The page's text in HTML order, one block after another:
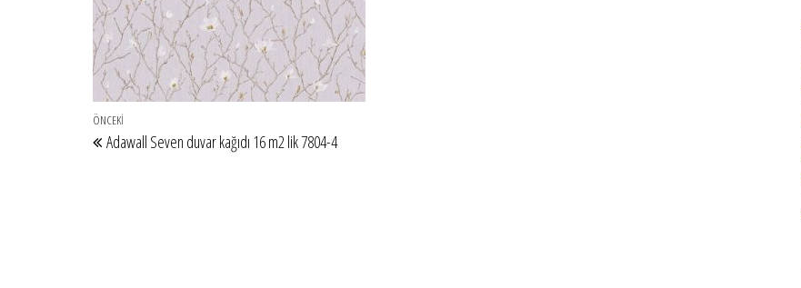
Yazı gezinmesi
Önceki Yazı
ÖNCEKI
Adawall Seven duvar kağıdı 16 m2 lik 7804-4